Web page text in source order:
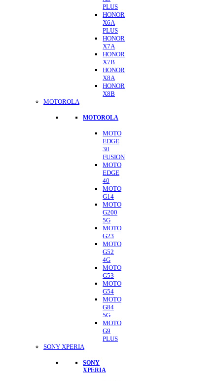
PLUS
HONOR
X6A
PLUS
HONOR
X7A
HONOR
X7B
HONOR
X8A
HONOR
X8B
MOTOROLA
MOTOROLA
MOTO
EDGE
30
FUSION
MOTO
EDGE
40
MOTO
G14
MOTO
G200
5G
MOTO
G23
MOTO
G52
4G
MOTO
G53
MOTO
G54
MOTO
G84
5G
MOTO
G9
PLUS
SONY XPERIA
SONY
XPERIA